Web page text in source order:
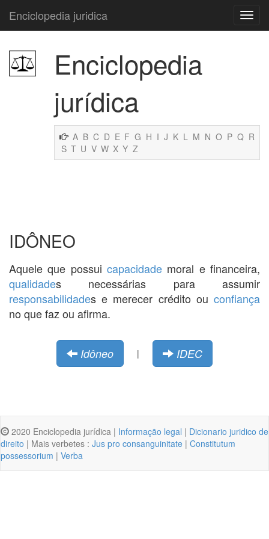
Enciclopedia juridica
Enciclopedia
jurídica
A B C D E F G H I J K L M N O P Q R
S T U V W X Y Z
IDÔNEO
Aquele que possui capacidade moral e financeira,
qualidades necessárias para assumir
responsabilidades e merecer crédito ou confiança
no que faz ou afirma.
Idôneo | IDEC
2020 Enciclopedia jurídica | Informação legal | Dicionario juridico de
direito | Mais verbetes : Jus pro consanguinitate | Constitutum
possessorium | Verba